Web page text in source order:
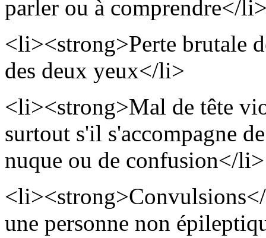
parler ou à comprendre</
<li><strong>Perte brutale
des deux yeux</li>
<li><strong>Mal de tête
surtout s'il s'accompagne
nuque ou de confusion</li>
une personne non